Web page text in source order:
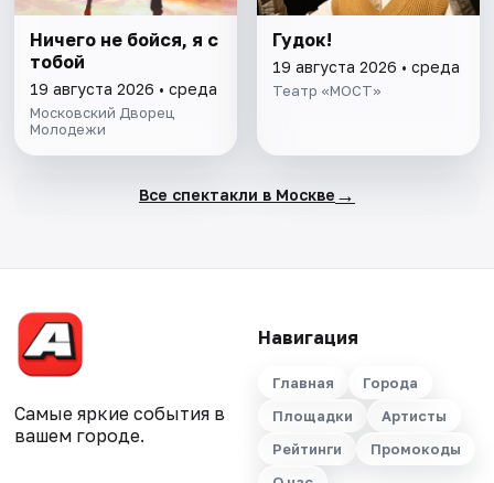
Ничего не бойся, я с
тобой
19 августа 2026 • среда
Московский Дворец
Молодежи
Гудок!
19 августа 2026 • среда
Театр «МОСТ»
Все спектакли в Москве →
Самые яркие события в
вашем городе.
Навигация
Главная
Города
Площадки
Артисты
Рейтинги
Промокоды